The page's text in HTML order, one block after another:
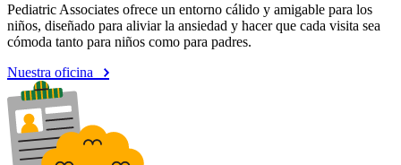
Pediatric Associates ofrece un entorno cálido y amigable para los
niños, diseñado para aliviar la ansiedad y hacer que cada visita sea
cómoda tanto para niños como para padres.
Nuestra oficina